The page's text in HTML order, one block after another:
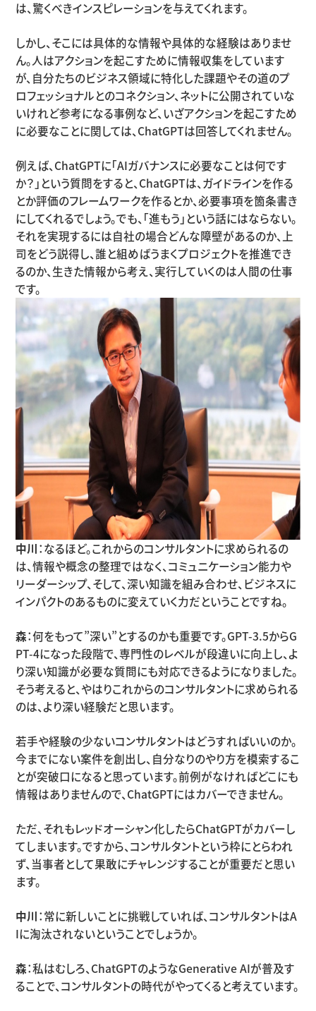
は、驚くべきインスピレーションを与えてくれます。
しかし、そこには具体的な情報や具体的な経験はありませ
ん。人はアクションを起こすために情報収集をしています
が、自分たちのビジネス領域に特化した課題やその道のプ
ロフェッショナルとのコネクション、ネットに公開されていな
いけれど参考になる事例など、いざアクションを起こすため
に必要なことに関しては、ChatGPTは回答してくれません。
例えば、ChatGPTに「AIガバナンスに必要なことは何です
か？」という質問をすると、ChatGPTは、ガイドラインを作る
とか評価のフレームワークを作るとか、必要事項を箇条書き
にしてくれるでしょう。でも、「進もう」という話にはならない。
それを実現するには自社の場合どんな障壁があるのか、上
司をどう説得し、誰と組めばうまくプロジェクトを推進でき
るのか、生きた情報から考え、実行していくのは人間の仕事
です。
中川：なるほど。これからのコンサルタントに求められるの
は、情報や概念の整理ではなく、コミュニケーション能力や
リーダーシップ、そして、深い知識を組み合わせ、ビジネスに
インパクトのあるものに変えていく力だということですね。
森：何をもって”深い”とするのかも重要です。GPT-3.5からG
PT-4になった段階で、専門性のレベルが段違いに向上し、よ
り深い知識が必要な質問にも対応できるようになりました。
そう考えると、やはりこれからのコンサルタントに求められる
のは、より深い経験だと思います。
若手や経験の少ないコンサルタントはどうすればいいのか。
今までにない案件を創出し、自分なりのやり方を模索するこ
とが突破口になると思っています。前例がなければどこにも
情報はありませんので、ChatGPTにはカバーできません。
ただ、それもレッドオーシャン化したらChatGPTがカバーし
てしまいます。ですから、コンサルタントという枠にとらわれ
ず、当事者として果敢にチャレンジすることが重要だと思い
ます。
中川：常に新しいことに挑戦していれば、コンサルタントはA
Iに淘汰されないということでしょうか。
森：私はむしろ、ChatGPTのようなGenerative AIが普及す
ることで、コンサルタントの時代がやってくると考えています。